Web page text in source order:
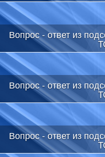
Вопрос - ответ из
Вопрос - ответ из
Вопрос - ответ из